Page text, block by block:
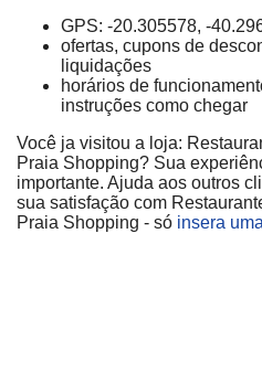
GPS: -20.305578, -
ofertas, cupons de
liquidações
horários de
instruções como chegar
Você ja visitou a loja:
Praia Shopping? Sua
importante. Ajuda aos outros
sua satisfação com
Praia Shopping - só insera